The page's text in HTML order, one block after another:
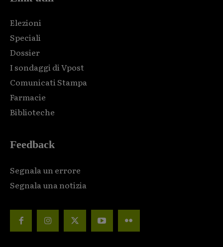
Elezioni
Speciali
Dossier
I sondaggi di Vpost
Comunicati Stampa
Farmacie
Biblioteche
Feedback
Segnala un errore
Segnala una notizia